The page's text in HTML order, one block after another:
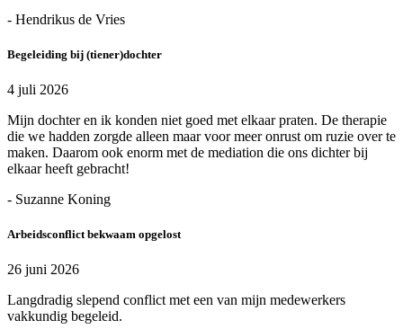
- Hendrikus de Vries
Begeleiding bij (tiener)dochter
4 juli 2026
Mijn dochter en ik konden niet goed met elkaar praten. De therapie
die we hadden zorgde alleen maar voor meer onrust om ruzie over te
maken. Daarom ook enorm met de mediation die ons dichter bij
elkaar heeft gebracht!
- Suzanne Koning
Arbeidsconflict bekwaam opgelost
26 juni 2026
Langdradig slepend conflict met een van mijn medewerkers
vakkundig begeleid.